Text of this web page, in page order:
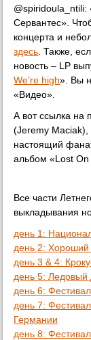
@spiridoula_ntili:
Сервантес».
концерта и
здесь . Также,
новость – LP
We’re high». Вы
«Видео».
А вот ссылка на
(Jeremy
настоящий
альбом «Lost On
Все части
выкладывания
день 1:
день 2:
день 3 & 4:
день 5: Ледовый
день 6:
день 7:
Германии
день 8: